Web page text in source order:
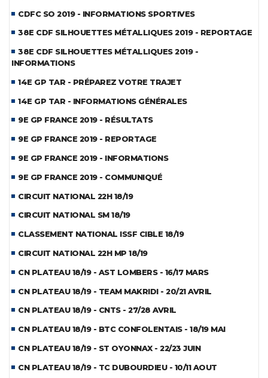
CDFC SO 2019 - INFORMATIONS SPORTIVES
38E CDF SILHOUETTES MÉTALLIQUES 2019 - REPORTAGE
38E CDF SILHOUETTES MÉTALLIQUES 2019 -
INFORMATIONS
14E GP TAR - PRÉPAREZ VOTRE TRAJET
14E GP TAR - INFORMATIONS GÉNÉRALES
9E GP FRANCE 2019 - RÉSULTATS
9E GP FRANCE 2019 - REPORTAGE
9E GP FRANCE 2019 - INFORMATIONS
9E GP FRANCE 2019 - COMMUNIQUÉ
CIRCUIT NATIONAL 22H 18/19
CIRCUIT NATIONAL SM 18/19
CLASSEMENT NATIONAL ISSF CIBLE 18/19
CIRCUIT NATIONAL 22H MP 18/19
CN PLATEAU 18/19 - AST LOMBERS - 16/17 MARS
CN PLATEAU 18/19 - TEAM MAKRIDI - 20/21 AVRIL
CN PLATEAU 18/19 - CNTS - 27/28 AVRIL
CN PLATEAU 18/19 - BTC CONFOLENTAIS - 18/19 MAI
CN PLATEAU 18/19 - ST OYONNAX - 22/23 JUIN
CN PLATEAU 18/19 - TC DUBOURDIEU - 10/11 AOUT